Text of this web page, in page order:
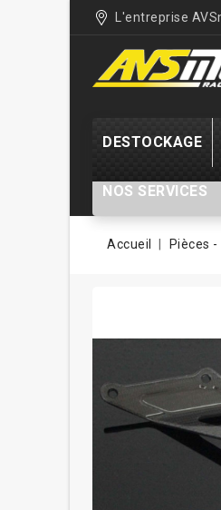
L'entreprise
DESTOCKAGE
NOS SERVICES
Accueil Pièces